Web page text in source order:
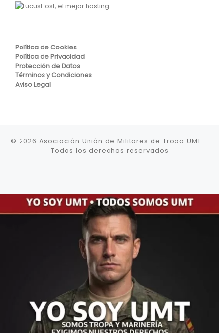
Política de Cookies
Política de Privacidad
Protección de Datos
Términos y Condiciones
Aviso Legal
© 2026 Asociación Unión de Militares de Tropa UMT –
Todos los derechos reservados